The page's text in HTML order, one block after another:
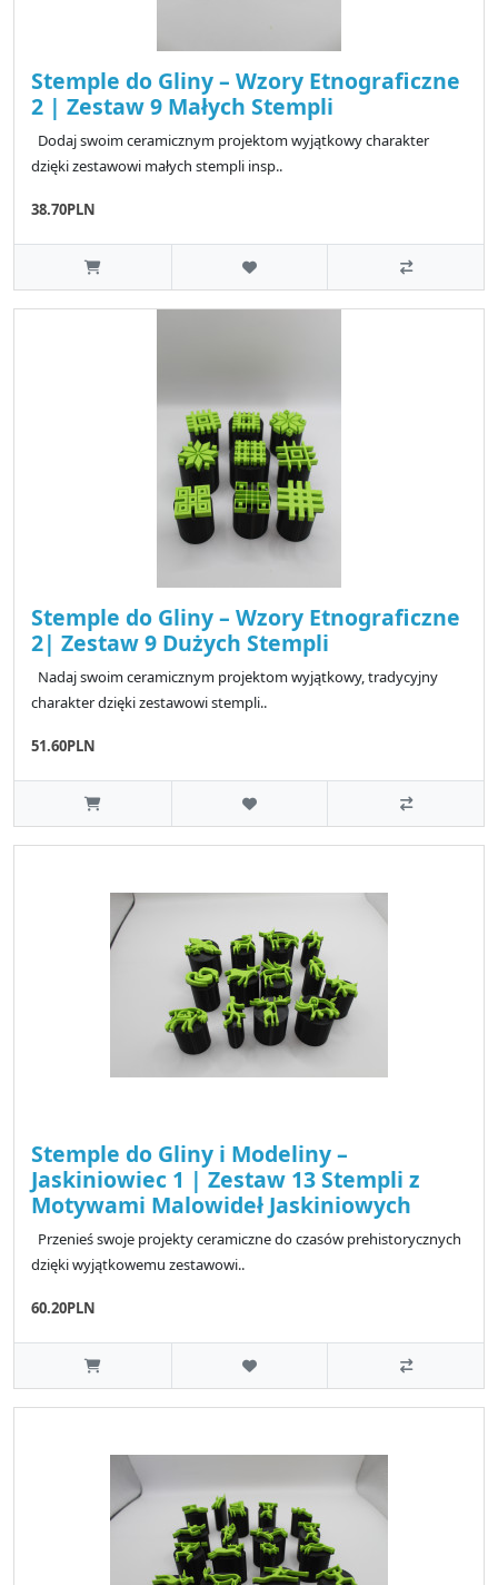
Stemple do Gliny – Wzory Etnograficzne
2 | Zestaw 9 Małych Stempli
Dodaj swoim ceramicznym projektom wyjątkowy charakter
dzięki zestawowi małych stempli insp..
38.70PLN
Stemple do Gliny – Wzory Etnograficzne
2| Zestaw 9 Dużych Stempli
Nadaj swoim ceramicznym projektom wyjątkowy, tradycyjny
charakter dzięki zestawowi stempli..
51.60PLN
Stemple do Gliny i Modeliny –
Jaskiniowiec 1 | Zestaw 13 Stempli z
Motywami Malowideł Jaskiniowych
Przenieś swoje projekty ceramiczne do czasów prehistorycznych
dzięki wyjątkowemu zestawowi..
60.20PLN